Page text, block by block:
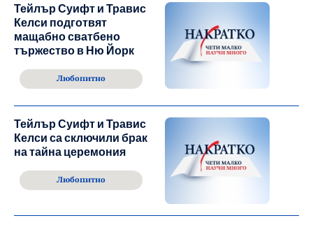
Тейлър Суифт и Травис
Келси подготвят
мащабно сватбено
тържество в Ню Йорк
Любопитно
Тейлър Суифт и Травис
Келси са сключили брак
на тайна церемония
Любопитно